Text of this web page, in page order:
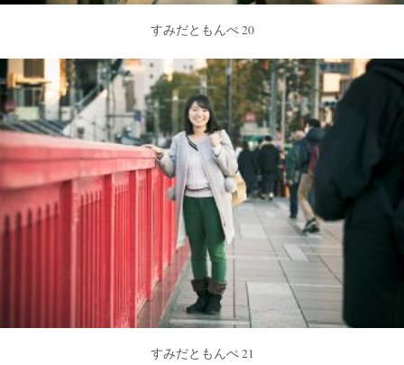
すみだともんぺ 20
すみだともんぺ 21